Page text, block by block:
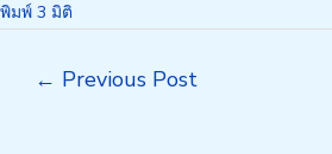
พิมพ์ 3 มิติ
← Previous Post